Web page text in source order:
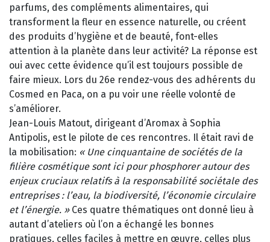
parfums, des compléments alimentaires, qui
transforment la fleur en essence naturelle, ou créent
des produits d’hygiène et de beauté, font-elles
attention à la planète dans leur activité? La réponse est
oui avec cette évidence qu’il est toujours possible de
faire mieux. Lors du 26e rendez-vous des adhérents du
Cosmed en Paca, on a pu voir une réelle volonté de
s’améliorer.
Jean-Louis Matout, dirigeant d’Aromax à Sophia
Antipolis, est le pilote de ces rencontres. Il était ravi de
la mobilisation: « Une cinquantaine de sociétés de la
filière cosmétique sont ici pour phosphorer autour des
enjeux cruciaux relatifs à la responsabilité sociétale des
entreprises : l’eau, la biodiversité, l’économie circulaire
et l’énergie. »Ces quatre thématiques ont donné lieu à
autant d’ateliers où l’on a échangé les bonnes
pratiques, celles faciles à mettre en œuvre, celles plus